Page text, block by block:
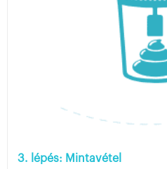
3. lépés: Mintavétel